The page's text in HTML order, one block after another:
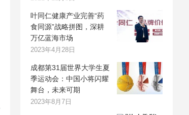
叶同仁健康产业完善“药
食同源”战略拼图，深耕
万亿蓝海市场
2023年4月28日
成都第31届世界大学生夏
季运动会：中国小将闪耀
舞台，未来可期
2023年8月7日